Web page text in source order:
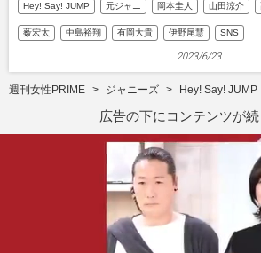
Hey! Say! JUMP 元ジャニ 岡本圭人 山田涼介
薮宏太 中島裕翔 有岡大貴 伊野尾慧 SNS
2023/6/23
週刊女性PRIME ジャニーズ Hey! Say! JUMP
広告の下にコンテンツが